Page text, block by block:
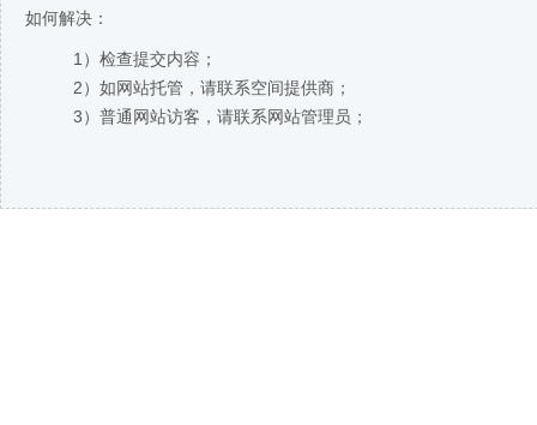
如何解决：
1）检查提交内容；
2）如网站托管，请联系空间提供商；
3）普通网站访客，请联系网站管理员；